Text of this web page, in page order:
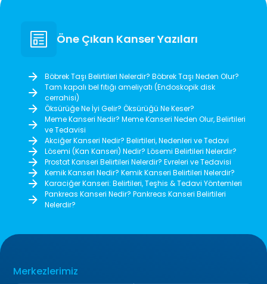
Öne Çıkan Kanser Yazıları
Böbrek Taşı Belirtileri Nelerdir? Böbrek Taşı Neden Olur?
Tam kapalı bel fıtığı ameliyatı (Endoskopik disk
cerrahisi)
Öksürüğe Ne İyi Gelir? Öksürüğü Ne Keser?
Meme Kanseri Nedir? Meme Kanseri Neden Olur, Belirtileri
ve Tedavisi
Akciğer Kanseri Nedir? Belirtileri, Nedenleri ve Tedavi
Lösemi (Kan Kanseri) Nedir? Lösemi Belirtileri Nelerdir?
Prostat Kanseri Belirtileri Nelerdir? Evreleri ve Tedavisi
Kemik Kanseri Nedir? Kemik Kanseri Belirtileri Nelerdir?
Karaciğer Kanseri: Belirtileri, Teşhis & Tedavi Yöntemleri
Pankreas Kanseri Nedir? Pankreas Kanseri Belirtileri
Nelerdir?
Merkezlerimiz